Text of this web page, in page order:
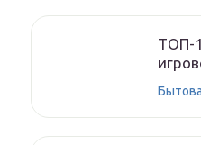
ТОП-